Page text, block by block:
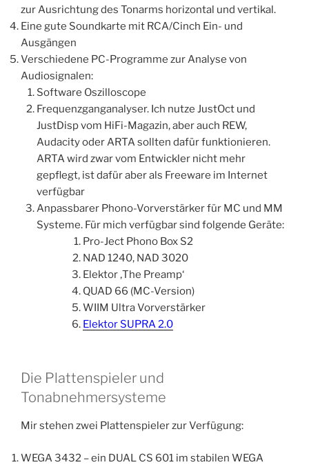
zur Ausrichtung des Tonarms horizontal und vertikal.
Eine gute Soundkarte mit RCA/Cinch Ein- und
Ausgängen
Verschiedene PC-Programme zur Analyse von
Audiosignalen:
Software Oszilloscope
Frequenzganganalyser. Ich nutze JustOct und
JustDisp vom HiFi-Magazin, aber auch REW,
Audacity oder ARTA sollten dafür funktionieren.
ARTA wird zwar vom Entwickler nicht mehr
gepflegt, ist dafür aber als Freeware im Internet
verfügbar
Anpassbarer Phono-Vorverstärker für MC und MM
Systeme. Für mich verfügbar sind folgende Geräte:
Pro-Ject Phono Box S2
NAD 1240, NAD 3020
Elektor ‚The Preamp‘
QUAD 66 (MC-Version)
WIIM Ultra Vorverstärker
Elektor SUPRA 2.0
Die Plattenspieler und
Tonabnehmersysteme
Mir stehen zwei Plattenspieler zur Verfügung:
WEGA 3432 – ein DUAL CS 601 im stabilen WEGA